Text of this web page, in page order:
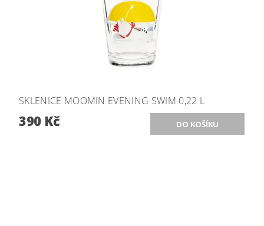
SKLENICE MOOMIN EVENING SWIM 0,22 L
390 Kč